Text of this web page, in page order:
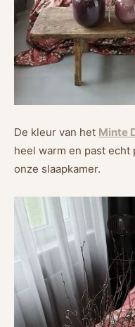
De kleur van het Minte
heel warm en past
onze slaapkamer.